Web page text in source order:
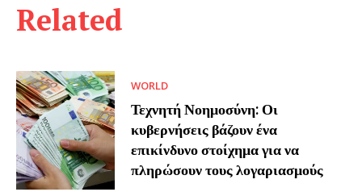
Related
WORLD
Τεχνητή Νοημοσύνη: Οι
κυβερνήσεις βάζουν ένα
επικίνδυνο στοίχημα για να
πληρώσουν τους λογαριασμούς